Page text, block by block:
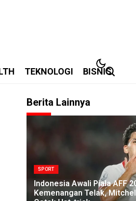
TEKNOLOGI BISNIS
Berita Lainnya
SPORT
Indonesia Awali Piala AFF
Kemenangan Telak,